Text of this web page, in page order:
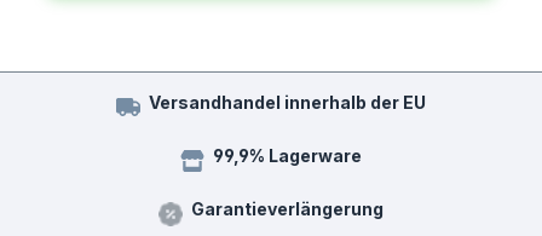
Versandhandel innerhalb der EU
99,9% Lagerware
Garantieverlängerung